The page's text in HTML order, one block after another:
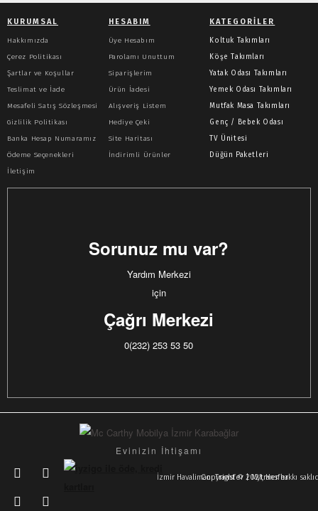
KURUMSAL
Hakkımızda
Çerez Politikası
Şartlar ve Koşullar
Teslimat ve İade
Mesafeli Satış Sözleşmesi
Gizlilik Politikası
Banka Hesap Numaramız
Ödeme Seçenekleri
İletişim
HESABIM
Üye Hesabım
Parolamı Unuttum
Siparişlerim
Ürün İadesi
Alışveriş Listem
Hediye Çeki
Site Haritası
İndirimli Ürünler
KATEGORILER
Koltuk Takımları
Köşe Takımları
Yatak Odası Takımları
Yemek Odası Takımları
Mutfak Masa Takımları
Genç / Bebek Odası
TV Ünitesi
Düğün Paketleri
Sorunuz mu var?
Yardım Merkezi
için
Çağrı Merkezi
0(232) 253 53 50
Evinizin İhtişamı
İzmir Havalimanı Transfer | Mytransfer
Copyright © 2021, Her hakkı